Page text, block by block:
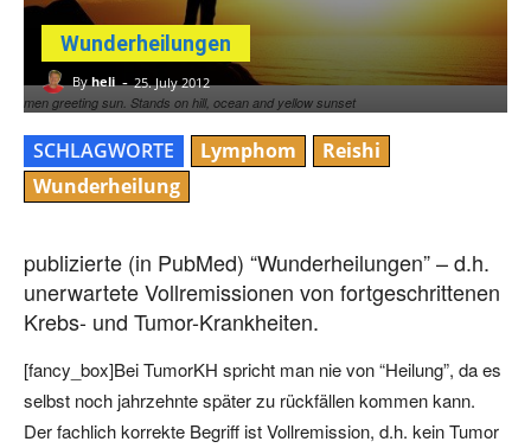
men greeting sun. Stands on hill, ocean and yellow sunset
Wunderheilungen
By heli - 25. July 2012
SCHLAGWORTE Lymphom
Reishi
Wunderheilung
publizierte (in PubMed) “Wunderheilungen” – d.h.
unerwartete Vollremissionen von fortgeschrittenen
Krebs- und Tumor-Krankheiten.
[fancy_box]Bei TumorKH spricht man nie von “Heilung”, da es
selbst noch jahrzehnte später zu rückfällen kommen kann.
Der fachlich korrekte Begriff ist Vollremission, d.h. kein Tumor